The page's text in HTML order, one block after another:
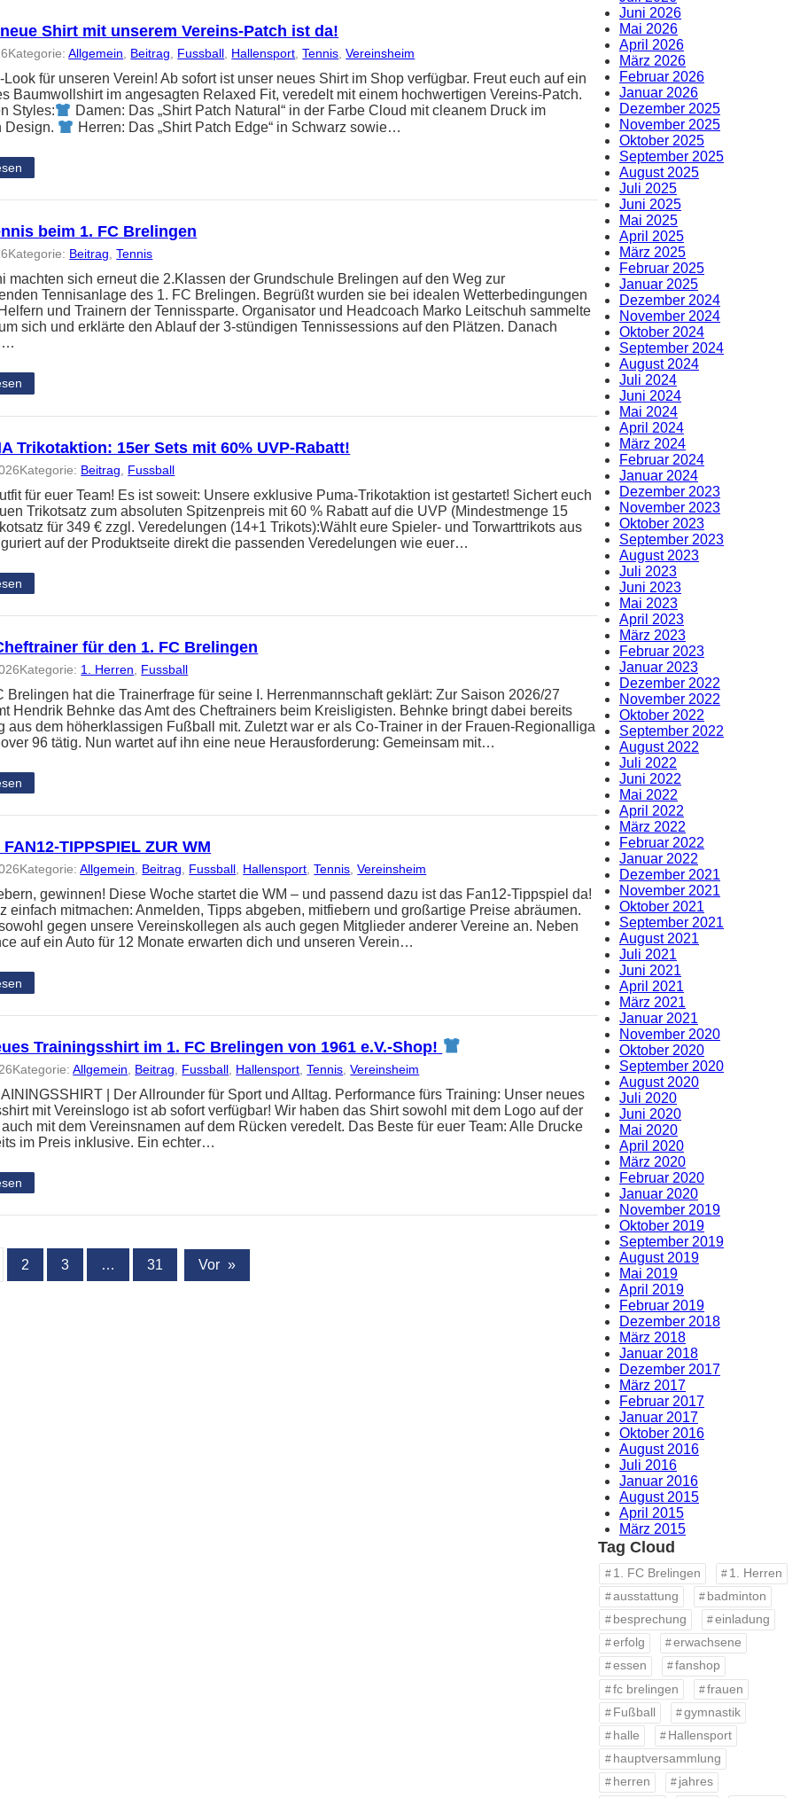
Shirt mit unserem Vereins-Patch ist da!
Kategorie:Allgemein Beitrag Fussball Hallensport , Tennis , Vereinsheim
Look für unseren Verein! Ab sofort ist unser neues Shirt im Shop verfügbar. Freut euch auf ein
Baumwollshirt im angesagten Relaxed Fit, veredelt mit einem hochwertigen Vereins-Patch.
Styles:
Damen: Das „Shirt Patch Natural“ in der Farbe Cloud mit cleanem Druck im
Design.
Herren: Das „Shirt Patch Edge“ in Schwarz sowie…
beim 1. FC Brelingen
Kategorie: Beitrag, Tennis
machten sich erneut die 2.Klassen der Grundschule Brelingen auf den Weg zur
Tennisanlage des 1. FC Brelingen. Begrüßt wurden sie bei idealen Wetterbedingungen
und Trainern der Tennissparte. Organisator und Headcoach Marko Leitschuh sammelte
sich und erklärte den Ablauf der 3-stündigen Tennissessions auf den Plätzen. Danach
Trikotaktion: 15er Sets mit 60% UVP-Rabatt!
Kategorie: Beitrag Fussball
für euer Team! Es ist soweit: Unsere exklusive Puma-Trikotaktion ist gestartet! Sichert euch
Trikotsatz zum absoluten Spitzenpreis mit 60 % Rabatt auf die UVP (Mindestmenge 15
für 349 € zzgl. Veredelungen (14+1 Trikots):Wählt eure Spieler- und Torwarttrikots aus
auf der Produktseite direkt die passenden Veredelungen wie euer…
für den 1. FC Brelingen
Kategorie: 1. Herren Fussball
Brelingen hat die Trainerfrage für seine I. Herrenmannschaft geklärt: Zur Saison 2026/27
Hendrik Behnke das Amt des Cheftrainers beim Kreisligisten. Behnke bringt dabei bereits
aus dem höherklassigen Fußball mit. Zuletzt war er als Co-Trainer in der Frauen-Regionalliga
96 tätig. Nun wartet auf ihn eine neue Herausforderung: Gemeinsam mit…
FAN12-TIPPSPIEL ZUR WM
Kategorie:Allgemein, Beitrag, Fussball, Hallensport, Tennis, Vereinsheim
gewinnen! Diese Woche startet die WM – und passend dazu ist das Fan12-Tippspiel da!
einfach mitmachen: Anmelden, Tipps abgeben, mitfiebern und großartige Preise abräumen.
gegen unsere Vereinskollegen als auch gegen Mitglieder anderer Vereine an. Neben
auf ein Auto für 12 Monate erwarten dich und unseren Verein…
Trainingsshirt im 1. FC Brelingen von 1961 e.V.-Shop!
Kategorie:Allgemein Beitrag Fussball Hallensport , Tennis , Vereinsheim
| Der Allrounder für Sport und Alltag. Performance fürs Training: Unser neues
mit Vereinslogo ist ab sofort verfügbar! Wir haben das Shirt sowohl mit dem Logo auf der
mit dem Vereinsnamen auf dem Rücken veredelt. Das Beste für euer Team: Alle Drucke
im Preis inklusive. Ein echter…
2 3 … 31 Vor »
Juni 2026
Mai 2026
April 2026
März 2026
Februar 2026
Januar 2026
Dezember 2025
November 2025
Oktober 2025
September 2025
August 2025
Juli 2025
Juni 2025
Mai 2025
April 2025
März 2025
Februar 2025
Januar 2025
Dezember 2024
November 2024
Oktober 2024
September 2024
August 2024
Juli 2024
Juni 2024
Mai 2024
April 2024
März 2024
Februar 2024
Januar 2024
Dezember 2023
November 2023
Oktober 2023
September 2023
August 2023
Juli 2023
Juni 2023
Mai 2023
April 2023
März 2023
Februar 2023
Januar 2023
Dezember 2022
November 2022
Oktober 2022
September 2022
August 2022
Juli 2022
Juni 2022
Mai 2022
April 2022
März 2022
Februar 2022
Januar 2022
Dezember 2021
November 2021
Oktober 2021
September 2021
August 2021
Juli 2021
Juni 2021
April 2021
März 2021
Januar 2021
November 2020
Oktober 2020
September 2020
August 2020
Juli 2020
Juni 2020
Mai 2020
April 2020
März 2020
Februar 2020
Januar 2020
November 2019
Oktober 2019
September 2019
August 2019
Mai 2019
April 2019
Februar 2019
Dezember 2018
März 2018
Januar 2018
Dezember 2017
März 2017
Februar 2017
Januar 2017
Oktober 2016
August 2016
Juli 2016
Januar 2016
August 2015
April 2015
März 2015
Tag Cloud
1. FC Brelingen
1. Herren
ausstattung
badminton
besprechung
einladung
erfolg
erwachsene
essen
fanshop
fc brelingen
frauen
Fußball
gymnastik
halle
Hallensport
hauptversammlung
herren
jahres